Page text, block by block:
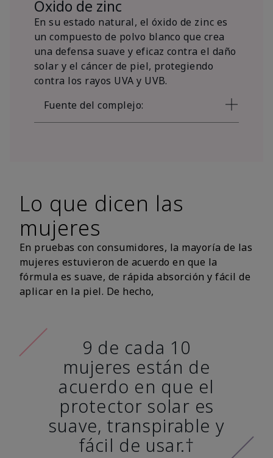
Óxido de zinc
En su estado natural, el óxido de zinc es
un compuesto de polvo blanco que crea
una defensa suave y eficaz contra el daño
solar y el cáncer de piel, protegiendo
contra los rayos UVA y UVB.
Fuente del complejo:
Lo que dicen las
mujeres
En pruebas con consumidores, la mayoría de las
mujeres estuvieron de acuerdo en que la
fórmula es suave, de rápida absorción y fácil de
aplicar en la piel. De hecho,
9 de cada 10
mujeres están de
acuerdo en que el
protector solar es
suave, transpirable y
fácil de usar.†